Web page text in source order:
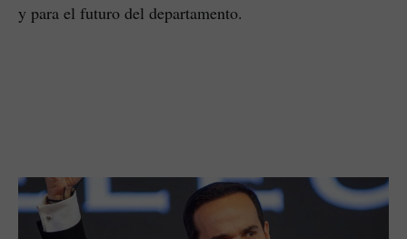
y para el futuro del departamento.